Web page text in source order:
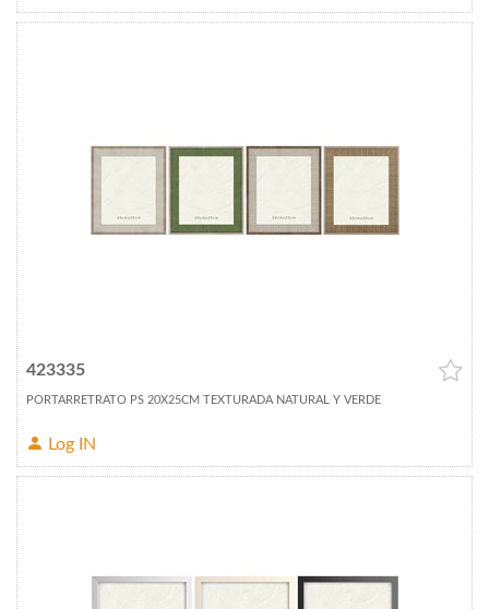
423335
PORTARRETRATO PS 20X25CM TEXTURADA NATURAL Y VERDE
Log IN